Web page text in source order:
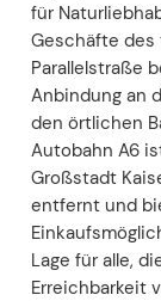
für
Geschäfte des
Parallelstraße
Anbindung an
den örtlichen
Autobahn A6
Großstadt
entfernt und
Lage für alle,
Erreichbarkeit